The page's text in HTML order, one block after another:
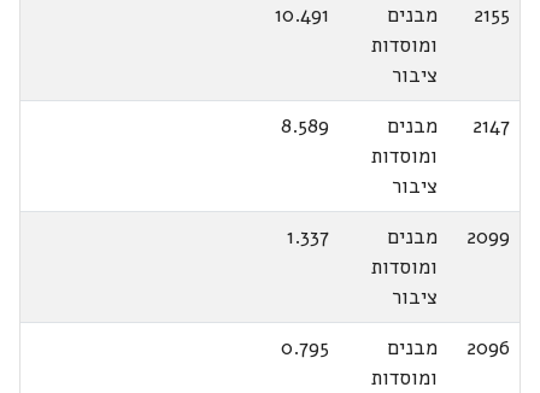
2155
מבנים
ומוסדות
ציבור
10.491
2147
מבנים
ומוסדות
ציבור
8.589
2099
מבנים
ומוסדות
ציבור
1.337
2096
מבנים
ומוסדות
0.795